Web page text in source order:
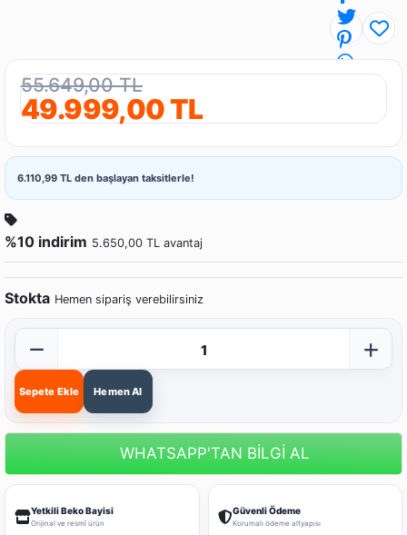
55.649,00 TL
49.999,00 TL
6.110,99 TL den başlayan taksitlerle!
%10 indirim 5.650,00 TL avantaj
Stokta Hemen sipariş verebilirsiniz
Sepete Ekle Hemen Al
WHATSAPP'TAN BİLGİ AL
Yetkili Beko Bayisi
Orijinal ve resmî ürün
Güvenli Ödeme
Korumalı ödeme altyapısı